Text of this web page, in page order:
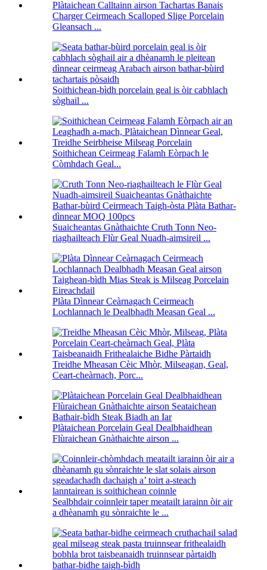
Charger Ceirmeach Scalloped Slige Porcelain
Gleansach ...
Soithichean-bìdh porcelain geal is òir cabhlach
sòghail ...
Soithichean Ceirmeag Falamh Eòrpach le
Còmhdach Geal...
Suaicheantas Gnàthaichte Cruth Tonn Neo-
riaghailteach Flùr Geal Nuadh-aimsireil ...
Plàta Dìnnear Ceàrnagach Ceirmeach
Lochlannach le Dealbhadh Measan Geal ...
Treidhe Mheasan Cèic Mhòr, Milseagan, Geal,
Ceart-cheàrnach, Porc...
Plàtaichean Porcelain Geal Dealbhaidhean
Flùraichean Gnàthaichte airson ...
Sealbhdair coinnleir taper meatailt iarainn òir air
a dhèanamh gu sònraichte le ...